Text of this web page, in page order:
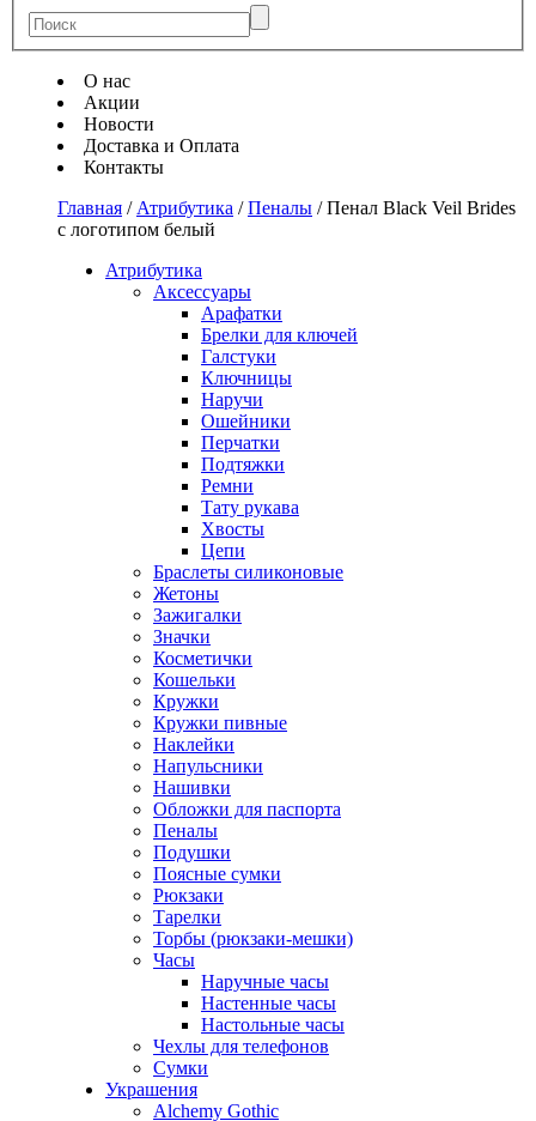
О нас
Акции
Новости
Доставка и Оплата
Контакты
Главная / Атрибутика /Пеналы /Пенал Black Veil Brides
с логотипом белый
Атрибутика
Аксессуары
Арафатки
Брелки для ключей
Галстуки
Ключницы
Наручи
Ошейники
Перчатки
Подтяжки
Ремни
Тату рукава
Хвосты
Цепи
Браслеты силиконовые
Жетоны
Зажигалки
Значки
Косметички
Кошельки
Кружки
Кружки пивные
Наклейки
Напульсники
Нашивки
Обложки для паспорта
Пеналы
Подушки
Поясные сумки
Рюкзаки
Тарелки
Торбы (рюкзаки-мешки)
Часы
Наручные часы
Настенные часы
Настольные часы
Чехлы для телефонов
Сумки
Украшения
Alchemy Gothic